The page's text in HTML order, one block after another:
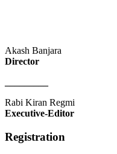
Akash Banjara
Director
Rabi Kiran Regmi
Executive-Editor
Registration